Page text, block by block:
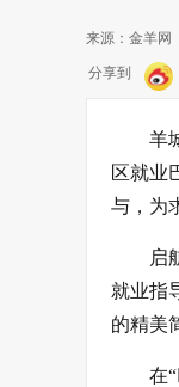
来源：金羊网
分享到
羊
区就业
与，为
启
就业指
的精美
在